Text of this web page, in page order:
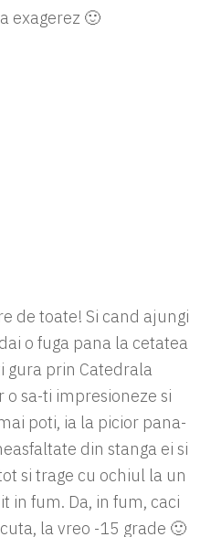
exagerez 🙂
de toate! Si cand ajungi
o fuga pana la cetatea
gura prin Catedrala
o sa-ti impresioneze si
poti, ia la picior pana-
din stanga ei si
si trage cu ochiul la un
in fum. Da, in fum, caci
la vreo -15 grade 🙂